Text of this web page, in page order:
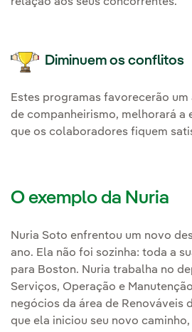
Diminuem os conflitos
Estes programas favorecerão
de companheirismo, melhorará a
que os colaboradores fiquem
O exemplo da Nuria
Nuria Soto enfrentou um novo
ano. Ela não foi sozinha: toda a
para Boston. Nuria trabalha no
Serviços, Operação e
negócios da área de Renováveis
que ela iniciou seu novo